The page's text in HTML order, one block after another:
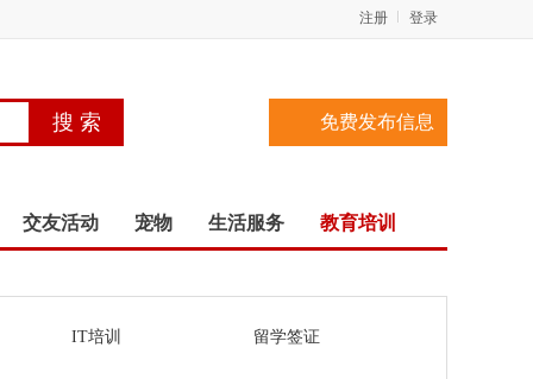
登录
注册
免费发布信息
交友活动 宠物 生活服务 教育培训
IT培训 留学签证